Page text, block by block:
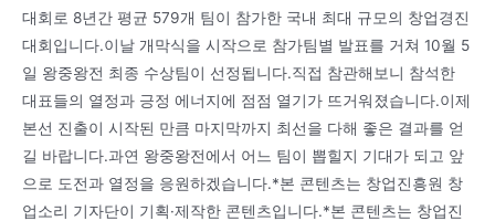
대회로 8년간 평균 579개 팀이 참가한 국내 최대 규모의 창업경진
대회입니다.이날 개막식을 시작으로 참가팀별 발표를 거쳐 10월 5
일 왕중왕전 최종 수상팀이 선정됩니다.직접 참관해보니 참석한
대표들의 열정과 긍정 에너지에 점점 열기가 뜨거워졌습니다.이제
본선 진출이 시작된 만큼 마지막까지 최선을 다해 좋은 결과를 얻
길 바랍니다.과연 왕중왕전에서 어느 팀이 뽑힐지 기대가 되고 앞
으로 도전과 열정을 응원하겠습니다.*본 콘텐츠는 창업진흥원 창
업소리 기자단이 기획·제작한 콘텐츠입니다.*본 콘텐츠는 창업진